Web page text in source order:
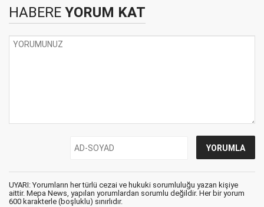
HABERE YORUM KAT
UYARI: Yorumların her türlü cezai ve hukuki sorumluluğu yazan kişiye
aittir. Mepa News, yapılan yorumlardan sorumlu değildir. Her bir yorum
600 karakterle (boşluklu) sınırlıdır.